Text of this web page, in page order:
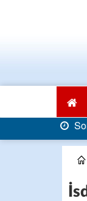
TTK’da 213 gün